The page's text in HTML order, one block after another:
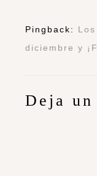
Pingback:
diciembre y
Deja un